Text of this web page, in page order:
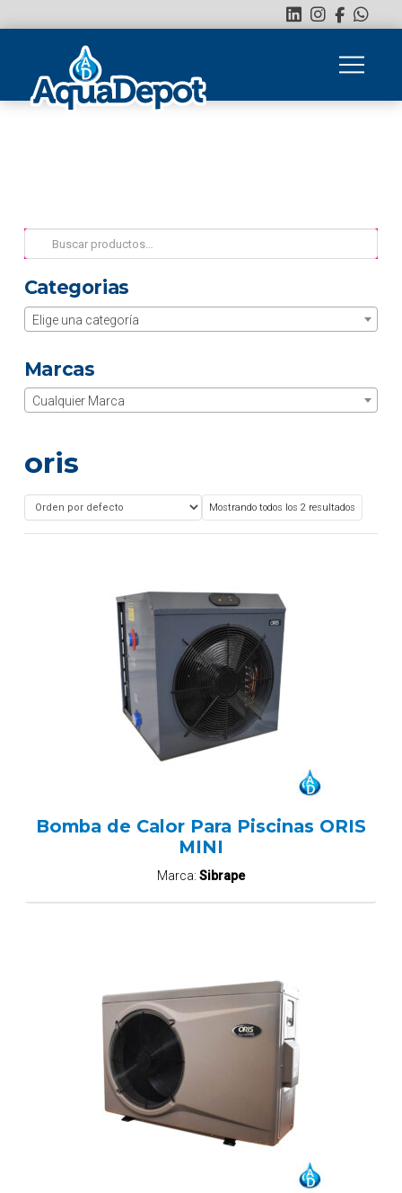
Buscar
por:
Categorias
Elige una categoría
Marcas
Cualquier Marca
oris
Mostrando todos los 2 resultados
Bomba de Calor Para Piscinas ORIS
MINI
Marca: Sibrape